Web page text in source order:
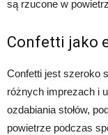
są rzucone w
Confetti jako
Confetti jest szeroko
różnych imprezach i
ozdabiania stołów,
powietrze podczas